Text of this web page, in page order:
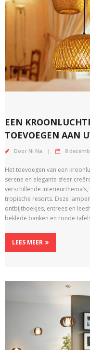
EEN
TOEVOEGEN AAN
Door Ni Na 8
Het toevoegen van een
serene en elegante sfeer
verschillende
tropische resorts. Deze
ontbijthoekjes, entrees en
beklede banken en ronde
LEES MEER